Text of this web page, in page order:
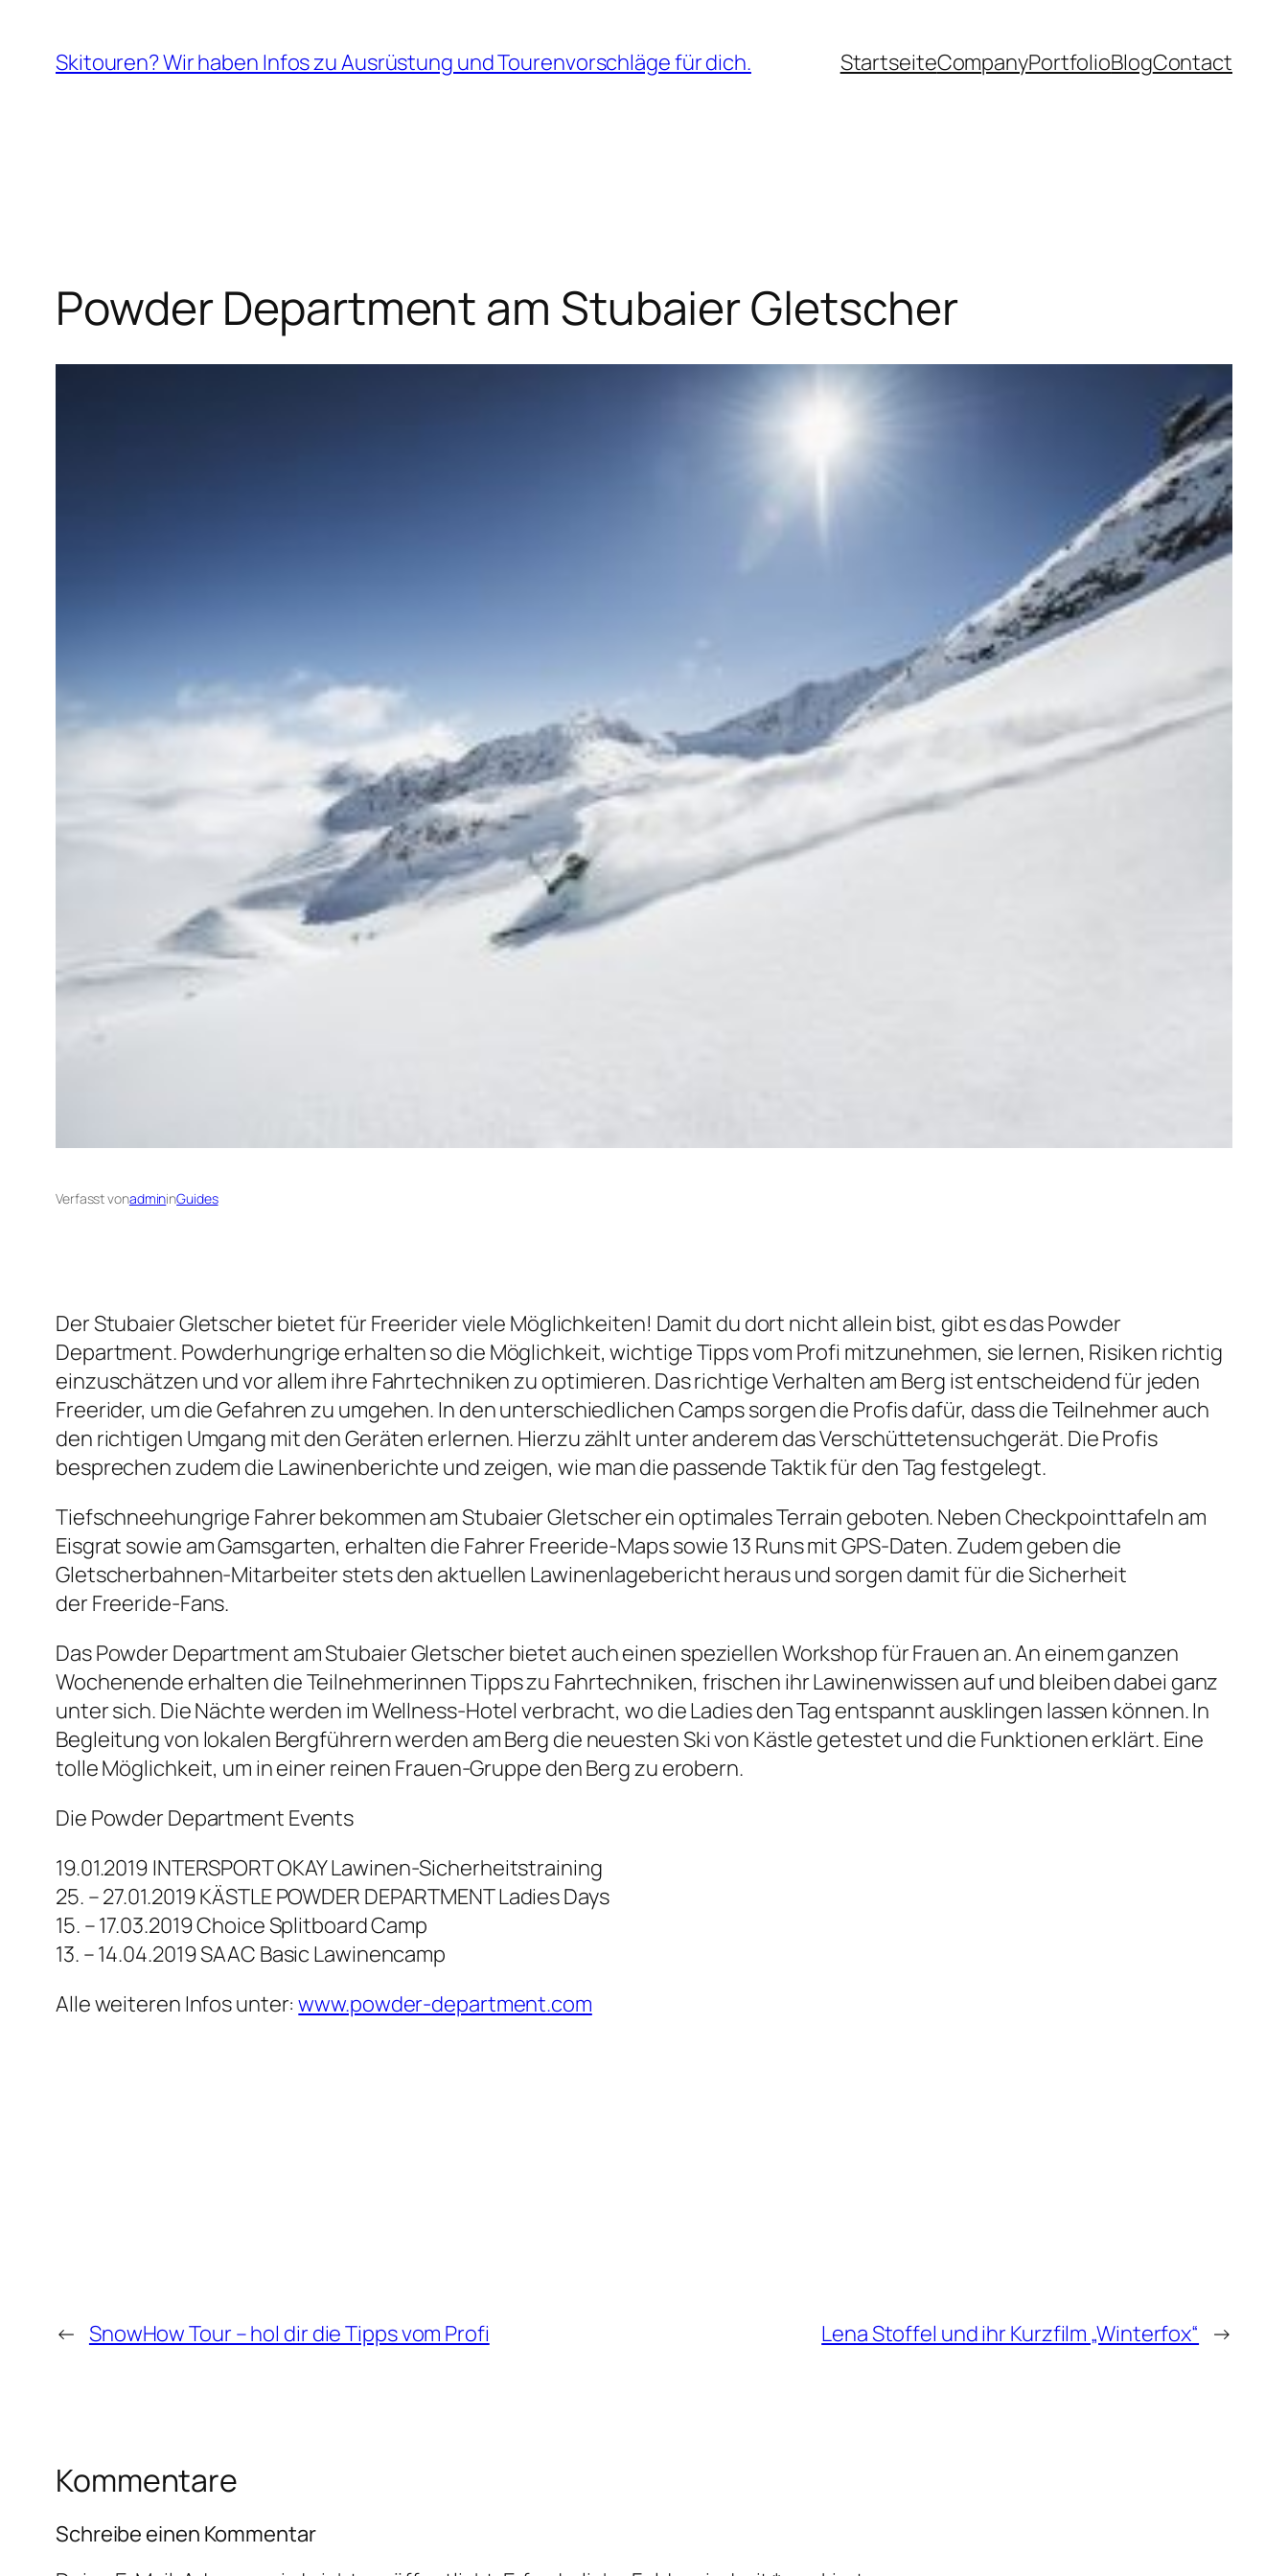
Inhalt
springen
Skitouren? Wir haben Infos zu Ausrüstung und Tourenvorschläge für dich. StartseiteCompanyPortfolioBlogContact
Powder Department am Stubaier Gletscher
Verfasst vonadmininGuides
Der Stubaier Gletscher bietet für Freerider viele Möglichkeiten! Damit du dort nicht allein bist, gibt es das Powder
Department. Powderhungrige erhalten so die Möglichkeit, wichtige Tipps vom Profi mitzunehmen, sie lernen, Risiken richtig
einzuschätzen und vor allem ihre Fahrtechniken zu optimieren. Das richtige Verhalten am Berg ist entscheidend für jeden
Freerider, um die Gefahren zu umgehen. In den unterschiedlichen Camps sorgen die Profis dafür, dass die Teilnehmer auch
den richtigen Umgang mit den Geräten erlernen. Hierzu zählt unter anderem das Verschüttetensuchgerät. Die Profis
besprechen zudem die Lawinenberichte und zeigen, wie man die passende Taktik für den Tag festgelegt.
Tiefschneehungrige Fahrer bekommen am Stubaier Gletscher ein optimales Terrain geboten. Neben Checkpointtafeln am
Eisgrat sowie am Gamsgarten, erhalten die Fahrer Freeride-Maps sowie 13 Runs mit GPS-Daten. Zudem geben die
Gletscherbahnen-Mitarbeiter stets den aktuellen Lawinenlagebericht heraus und sorgen damit für die Sicherheit
der Freeride-Fans.
Das Powder Department am Stubaier Gletscher bietet auch einen speziellen Workshop für Frauen an. An einem ganzen
Wochenende erhalten die Teilnehmerinnen Tipps zu Fahrtechniken, frischen ihr Lawinenwissen auf und bleiben dabei ganz
unter sich. Die Nächte werden im Wellness-Hotel verbracht, wo die Ladies den Tag entspannt ausklingen lassen können. In
Begleitung von lokalen Bergführern werden am Berg die neuesten Ski von Kästle getestet und die Funktionen erklärt. Eine
tolle Möglichkeit, um in einer reinen Frauen-Gruppe den Berg zu erobern.
Die Powder Department Events
19.01.2019 INTERSPORT OKAY Lawinen-Sicherheitstraining
25. – 27.01.2019 KÄSTLE POWDER DEPARTMENT Ladies Days
15. – 17.03.2019 Choice Splitboard Camp
13. – 14.04.2019 SAAC Basic Lawinencamp
Alle weiteren Infos unter:www.powder-department.com
← SnowHow Tour – hol dir die Tipps vom Profi Lena Stoffel und ihr Kurzfilm „Winterfox“ →
Kommentare
Schreibe einen Kommentar